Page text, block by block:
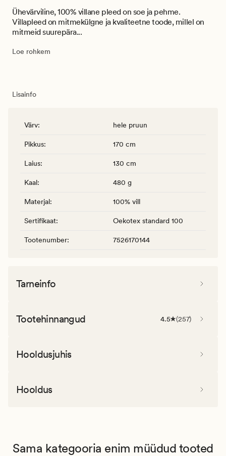
Ühevärviline, 100% villane pleed on soe ja pehme.
Villapleed on mitmekülgne ja kvaliteetne toode, millel on
mitmeid suurepära...
Loe rohkem
Lisainfo
Värv: hele pruun
Pikkus: 170 cm
Laius: 130 cm
Kaal: 480 g
Materjal: 100% vill
Sertifikaat: Oekotex standard 100
Tootenumber: 7526170144
Tarneinfo
Tootehinnangud 4.5 (257)
Hooldusjuhis
Hooldus
Sama kategooria enim müüdud tooted